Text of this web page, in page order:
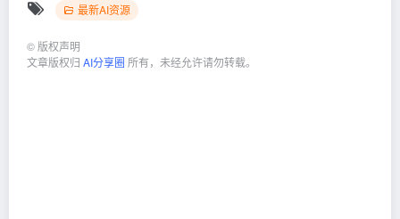
最新AI资源
© 版权声明
文章版权归 AI分享圈 所有，未经允许请勿转载。